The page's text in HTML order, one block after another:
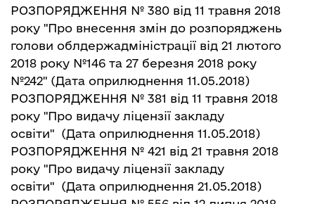
РОЗПОРЯДЖЕННЯ № 380 від 11 травня 2018
року "Про внесення змін до розпоряджень
голови облдержадміністрації від 21 лютого
2018 року №146 та 27 березня 2018 року
№242" (Дата оприлюднення 11.05.2018)
РОЗПОРЯДЖЕННЯ № 381 від 11 травня 2018
року "Про видачу ліцензії закладу
освіти" (Дата оприлюднення 11.05.2018)
РОЗПОРЯДЖЕННЯ № 421 від 21 травня 2018
року "Про видачу ліцензії закладу
освіти" (Дата оприлюднення 21.05.2018)